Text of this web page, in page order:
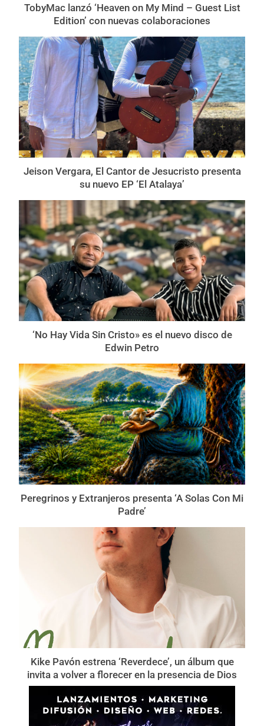
TobyMac lanzó ‘Heaven on My Mind – Guest List
Edition’ con nuevas colaboraciones
Jeison Vergara, El Cantor de Jesucristo presenta
su nuevo EP ‘El Atalaya’
‘No Hay Vida Sin Cristo» es el nuevo disco de
Edwin Petro
Peregrinos y Extranjeros presenta ‘A Solas Con Mi
Padre’
Kike Pavón estrena ‘Reverdece’, un álbum que
invita a volver a florecer en la presencia de Dios